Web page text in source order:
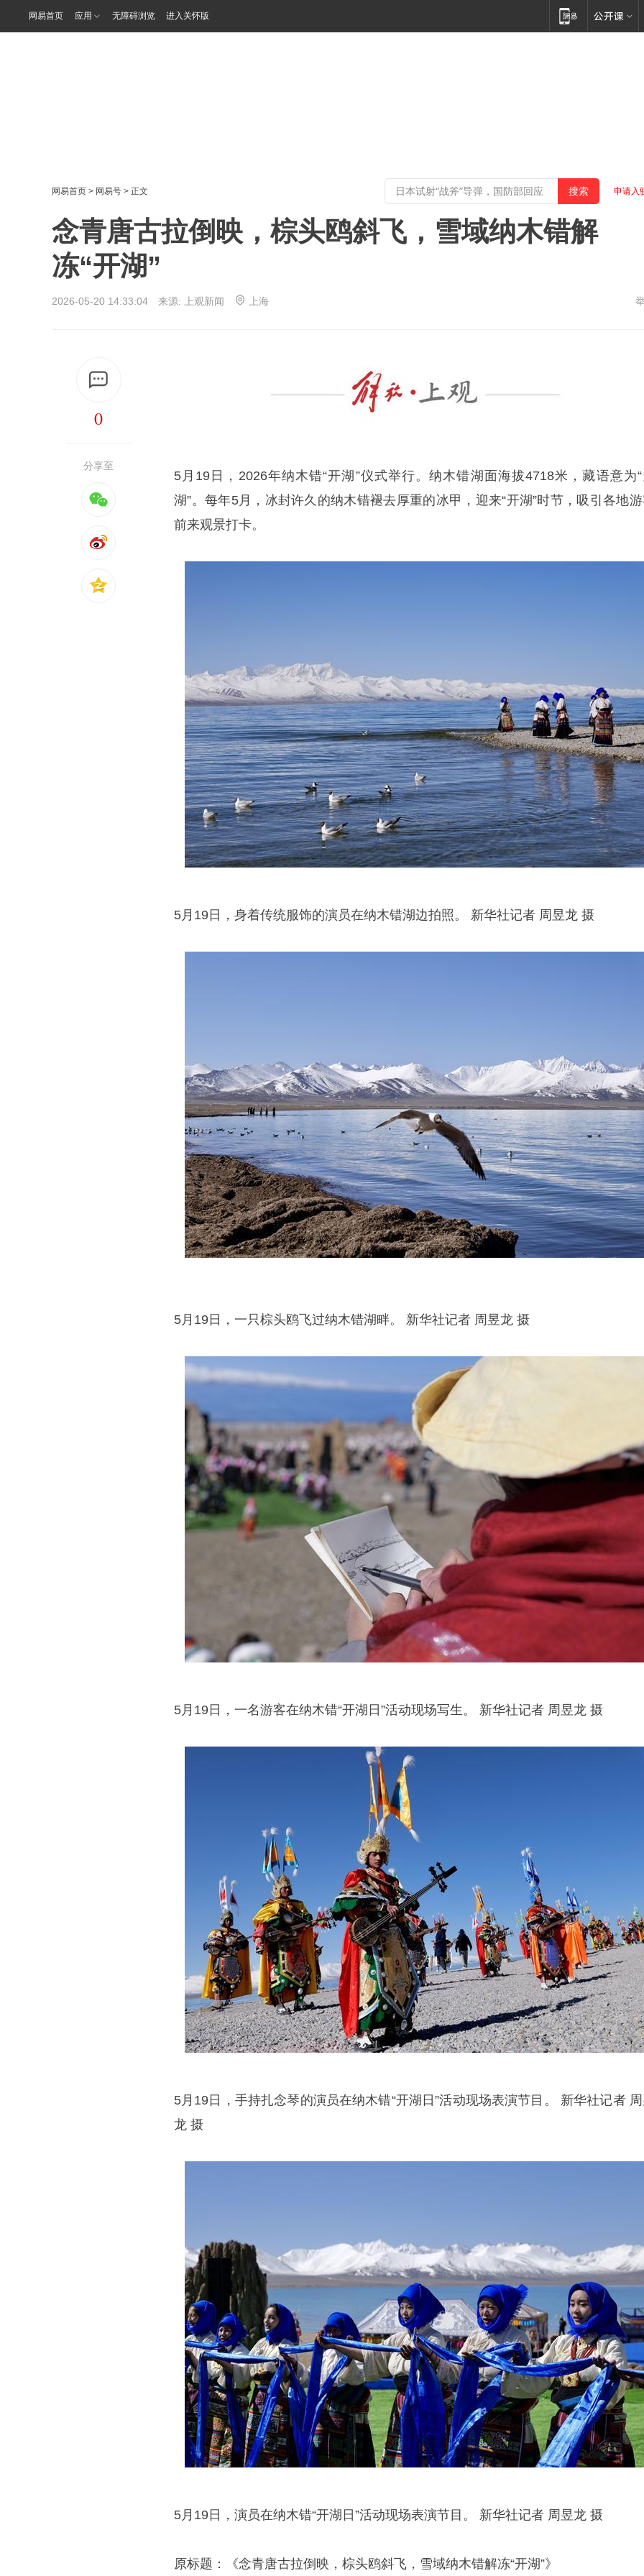
网易首页 应用 无障碍浏览 进入关怀版
网易首页 > 网易号 > 正文 申请入
念青唐古拉倒映，棕头鸥斜飞，雪域纳木错解
冻“开湖”
2026-05-20 14:33:04 来源: 上观新闻 上海
0
分享至
5月19日，2026年纳木错“开湖”仪式举行。纳木错湖面海拔4718米，藏语意为
湖”。每年5月，冰封许久的纳木错褪去厚重的冰甲，迎来“开湖”时节，吸引各地
前来观景打卡。
5月19日，身着传统服饰的演员在纳木错湖边拍照。 新华社记者 周昱龙 摄
5月19日，一只棕头鸥飞过纳木错湖畔。 新华社记者 周昱龙 摄
5月19日，一名游客在纳木错“开湖日”活动现场写生。 新华社记者 周昱龙 摄
5月19日，手持扎念琴的演员在纳木错“开湖日”活动现场表演节目。 新华社记者
龙 摄
5月19日，演员在纳木错“开湖日”活动现场表演节目。 新华社记者 周昱龙 摄
原标题：《念青唐古拉倒映，棕头鸥斜飞，雪域纳木错解冻“开湖”》